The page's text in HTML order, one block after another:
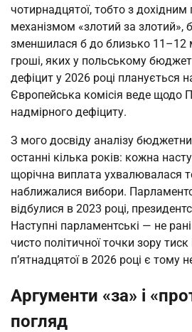
чотирнадцятої, тобто з дохідним
механізмом «злотий за злотий»,
зменшилася б до близько 11–12
гроші, яких у польському
дефіцит у 2026 році планується
Європейська комісія веде щодо
надмірного дефіциту.
З мого досвіду аналізу
останні кілька років: кожна
щорічна виплата ухвалювалася
наближалися вибори.
відбулися в 2023 році,
Наступні парламентські — не
чисто політичної точки зору
п’ятнадцятої в 2026 році є тому
Аргументи «за» і
погляд